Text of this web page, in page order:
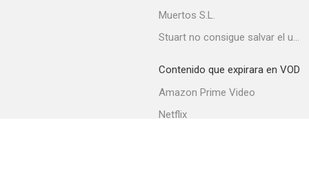
Muertos S.L.
Stuart no consigue salvar el universo
Contenido que expirara en VOD
Amazon Prime Video
Netflix